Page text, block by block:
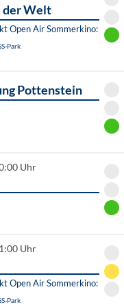
der Welt
Open Air Sommerkino:
Park
Pottenstein
Uhr
Uhr
Open Air Sommerkino:
Park